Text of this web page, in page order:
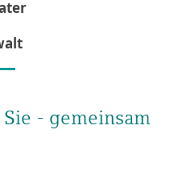
- gemeinsam